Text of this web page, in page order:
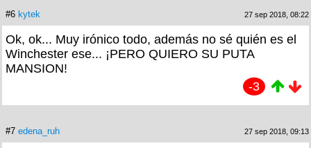
#6 kytek 27 sep 2018, 08:22
Ok, ok... Muy irónico todo, además no sé quién es el
Winchester ese... ¡PERO QUIERO SU PUTA
MANSION!
-3
#7 edena_ruh 27 sep 2018, 09:13